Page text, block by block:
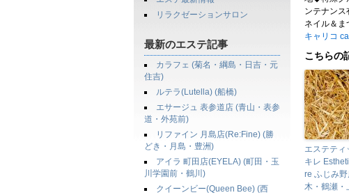
リラクゼーションサロン
最新のエステ記事
カラフェ (菊名・綱島・日吉・元
住吉)
ルテラ(Lutella) (船橋)
エサージュ 表参道店 (青山・表参
道・外苑前)
リファイン 月島店(Re:Fine) (勝
どき・月島・豊洲)
アイラ 町田店(EYELA) (町田・玉
川学園前・鶴川)
クイーンビー(Queen Bee) (西
ンテナン
ネイル＆ま
キャリコ
こちらの
エステティ
キレ
re ふじみ
木・鶴瀬・